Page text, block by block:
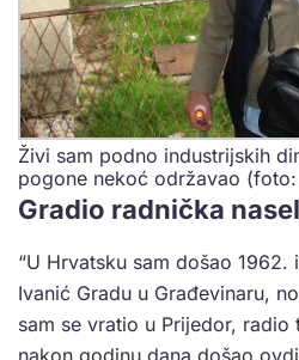
Živi sam podno industrijskih
pogone nekoć održavao
Gradio radnička
“U Hrvatsku sam došao
Ivanić Gradu u Građevinaru,
sam se vratio u Prijedor, radio